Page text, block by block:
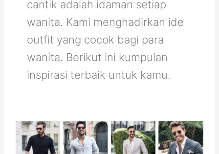
cantik adalah idaman setiap
wanita. Kami menghadirkan ide
outfit yang cocok bagi para
wanita. Berikut ini kumpulan
inspirasi terbaik untuk kamu.